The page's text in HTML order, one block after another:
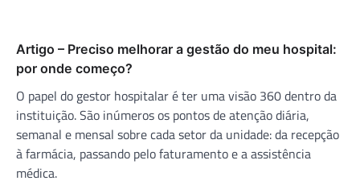
Artigo – Preciso melhorar a gestão do meu hospital:
por onde começo?
O papel do gestor hospitalar é ter uma visão 360 dentro da
instituição. São inúmeros os pontos de atenção diária,
semanal e mensal sobre cada setor da unidade: da recepção
à farmácia, passando pelo faturamento e a assistência
médica.